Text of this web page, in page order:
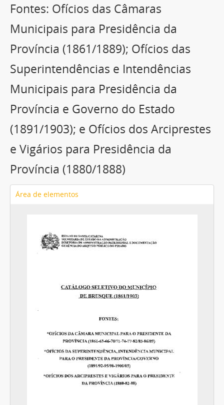
Fontes: Ofícios das Câmaras
Municipais para Presidência da
Província (1861/1889); Ofícios das
Superintendências e Intendências
Municipais para Presidência da
Província e Governo do Estado
(1891/1903); e Ofícios dos Arciprestes
e Vigários para Presidência da
Província (1880/1888)
Área de elementos